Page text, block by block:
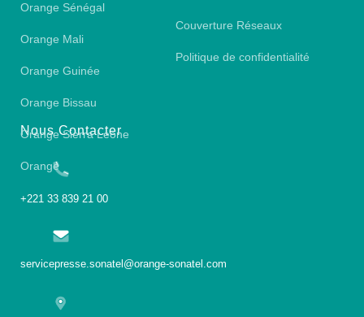
Orange Sénégal
Orange Mali
Orange Guinée
Orange Bissau
Orange Sierra Leone
Orange
Couverture Réseaux
Politique de confidentialité
Nous Contacter
+221 33 839 21 00
servicepresse.sonatel@orange-sonatel.com